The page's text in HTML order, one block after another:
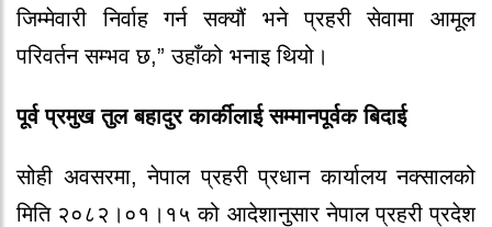
जिम्मेवारी निर्वाह गर्न सक्यौं भने प्रहरी सेवामा आमूल
परिवर्तन सम्भव छ,” उहाँको भनाइ थियो।
पूर्व प्रमुख तुल बहादुर कार्कीलाई सम्मानपूर्वक बिदाई
सोही अवसरमा, नेपाल प्रहरी प्रधान कार्यालय नक्सालको
मिति २०८२।०१।१५ को आदेशानुसार नेपाल प्रहरी प्रदेश